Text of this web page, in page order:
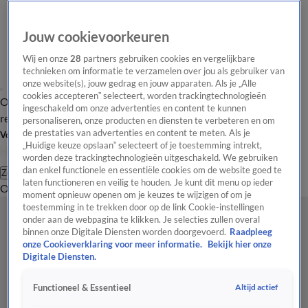
Overzicht Laatste nieuws Regionieuws Het beste van Hart
Tip de
redactie
Volg Hart van Nederland
Zoeken
OverzichtRegioUitzendingenWeerTip de redactiePanelVideo's
Jouw cookievoorkeuren
Wij en onze28 partners gebruiken cookies en vergelijkbare
technieken om informatie te verzamelen over jou als gebruiker van
onze website(s), jouw gedrag en jouw apparaten. Als je „Alle
cookies accepteren” selecteert, worden trackingtechnologieën
ingeschakeld om onze advertenties en content te kunnen
personaliseren, onze producten en diensten te verbeteren en om
de prestaties van advertenties en content te meten. Als je
„Huidige keuze opslaan” selecteert of je toestemming intrekt,
worden deze trackingtechnologieën uitgeschakeld. We gebruiken
dan enkel functionele en essentiële cookies om de website goed te
laten functioneren en veilig te houden. Je kunt dit menu op ieder
moment opnieuw openen om je keuzes te wijzigen of om je
toestemming in te trekken door op de link Cookie-instellingen
onder aan de webpagina te klikken. Je selecties zullen overal
binnen onze Digitale Diensten worden doorgevoerd. Raadpleeg
onze Cookieverklaring voor meer informatie.
Bekijk hier onze
Digitale Diensten.
Functioneel & Essentieel Altijd actief